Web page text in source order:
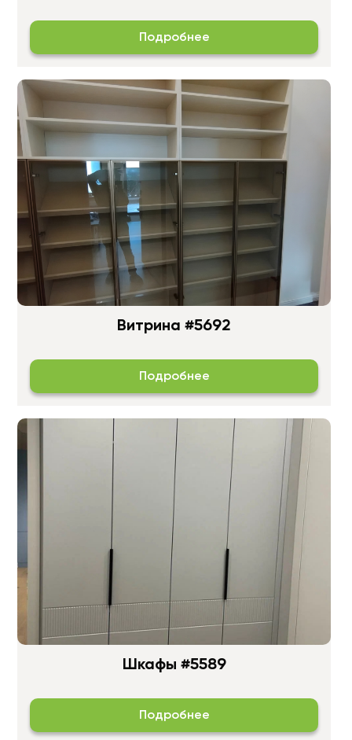
Подробнее
Витрина #5692
Подробнее
Шкафы #5589
Подробнее